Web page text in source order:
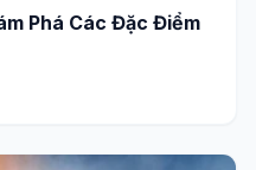
Phá Các Đặc Điểm